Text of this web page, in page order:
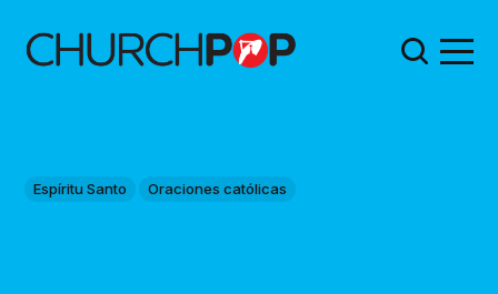
Espíritu Santo Oraciones católicas